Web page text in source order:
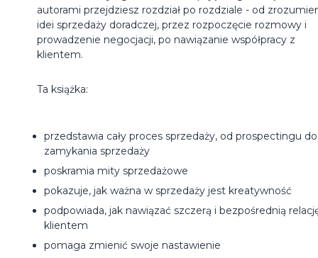
autorami przejdziesz rozdział po rozdziale - od
idei sprzedaży doradczej, przez rozpoczęcie rozmowy i
prowadzenie negocjacji, po nawiązanie współpracy z
klientem.
Ta książka:
przedstawia cały proces sprzedaży, od prospectingu do
zamykania sprzedaży
poskramia mity sprzedażowe
pokazuje, jak ważna w sprzedaży jest kreatywność
podpowiada, jak nawiązać szczerą i bezpośrednią
klientem
pomaga zmienić swoje nastawienie